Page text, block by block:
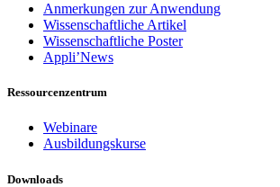
Anmerkungen zur Anwendung
Wissenschaftliche Artikel
Wissenschaftliche Poster
Appli’News
Ressourcenzentrum
Webinare
Ausbildungskurse
Downloads